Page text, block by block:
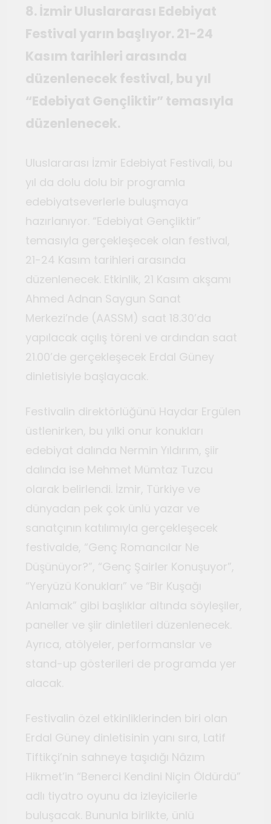
Tuvalin ötesindeki sonsuz
döngü
Haziran 10, 2026
Bauhaus
Genç gazeteciler için
Seferihisar’da kültür ve sanat
düzenlendi
8. İzmir Uluslararası Edebiyat
Festival yarın başlıyor. 21-24
Kasım tarihleri arasında
düzenlenecek festival, bu yıl
“Edebiyat Gençliktir” temasıyla
düzenlenecek.
Uluslararası İzmir Edebiyat Festivali, bu
yıl da dolu dolu bir programla
edebiyatseverlerle buluşmaya
hazırlanıyor. “Edebiyat Gençliktir”
temasıyla gerçekleşecek olan festival,
21-24 Kasım tarihleri arasında
düzenlenecek. Etkinlik, 21 Kasım akşamı
Ahmed Adnan Saygun Sanat
Merkezi’nde (AASSM) saat 18.30’da
yapılacak açılış töreni ve ardından saat
21.00’de gerçekleşecek Erdal Güney
dinletisiyle başlayacak.
Festivalin direktörlüğünü Haydar Ergülen
üstlenirken, bu yılki onur konukları
edebiyat dalında Nermin Yıldırım, şiir
dalında ise Mehmet Mümtaz Tuzcu
olarak belirlendi. İzmir, Türkiye ve
dünyadan pek çok ünlü yazar ve
sanatçının katılımıyla gerçekleşecek
festivalde, “Genç Romancılar Ne
Düşünüyor?”, “Genç Şairler Konuşuyor”,
“Yeryüzü Konukları” ve “Bir Kuşağı
Anlamak” gibi başlıklar altında söyleşiler,
paneller ve şiir dinletileri düzenlenecek.
Ayrıca, atölyeler, performanslar ve
stand-up gösterileri de programda yer
alacak.
Festivalin özel etkinliklerinden biri olan
Erdal Güney dinletisinin yanı sıra, Latif
Tiftikçi’nin sahneye taşıdığı Nâzım
Hikmet’in “Benerci Kendini Niçin Öldürdü”
adlı tiyatro oyunu da izleyicilerle
buluşacak. Bununla birlikte, ünlü